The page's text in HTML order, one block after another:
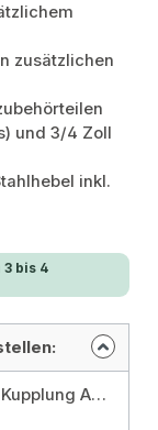
zusätzlichen
und 3/4 Zoll
inkl.
bis 4
GK Zweiwege-Verteilerstück 3x Kupplung Anschluss: Zweiwege-Verteilerstück